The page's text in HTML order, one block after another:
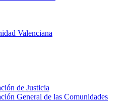
Valenciana
de Justicia
General de las Comunidades